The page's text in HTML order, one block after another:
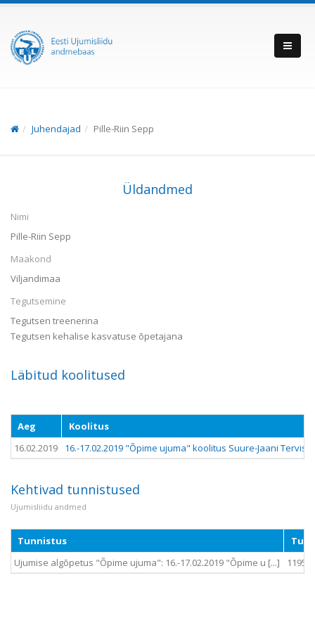
Juhendajad Pille-Riin Sepp
Üldandmed
Nimi
Pille-Riin Sepp
Maakond
Viljandimaa
Tegutsemine
Tegutsen treenerina
Tegutsen kehalise kasvatuse õpetajana
Läbitud koolitused
Aeg
Koolitus
16.02.2019
16.-17.02.2019 "Õpime ujuma" koolitus Suure-Jaani
Kehtivad tunnistused
Ujumisliidu andmed
Tunnistus
Ujumise algõpetus "Õpime ujuma": 16.-17.02.2019 "Õpime u [...]
1195